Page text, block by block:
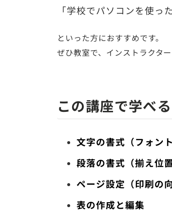
「学校でパソコンを使っ
といった方におすすめです。
ぜひ教室で、インストラクタ
この講座で学べ
文字の書式（フォン
段落の書式（揃え位
ページ設定（印刷の
表の作成と編集